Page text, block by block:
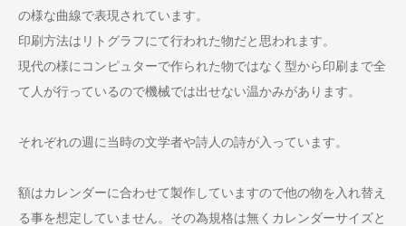
の様な曲線で表現されています。
印刷方法はリトグラフにて行われた物だと思われます。
現代の様にコンピュターで作られた物ではなく型から印刷まで全
て人が行っているので機械では出せない温かみがあります。
それぞれの週に当時の文学者や詩人の詩が入っています。
額はカレンダーに合わせて製作していますので他の物を入れ替え
る事を想定していません。その為規格は無くカレンダーサイズと